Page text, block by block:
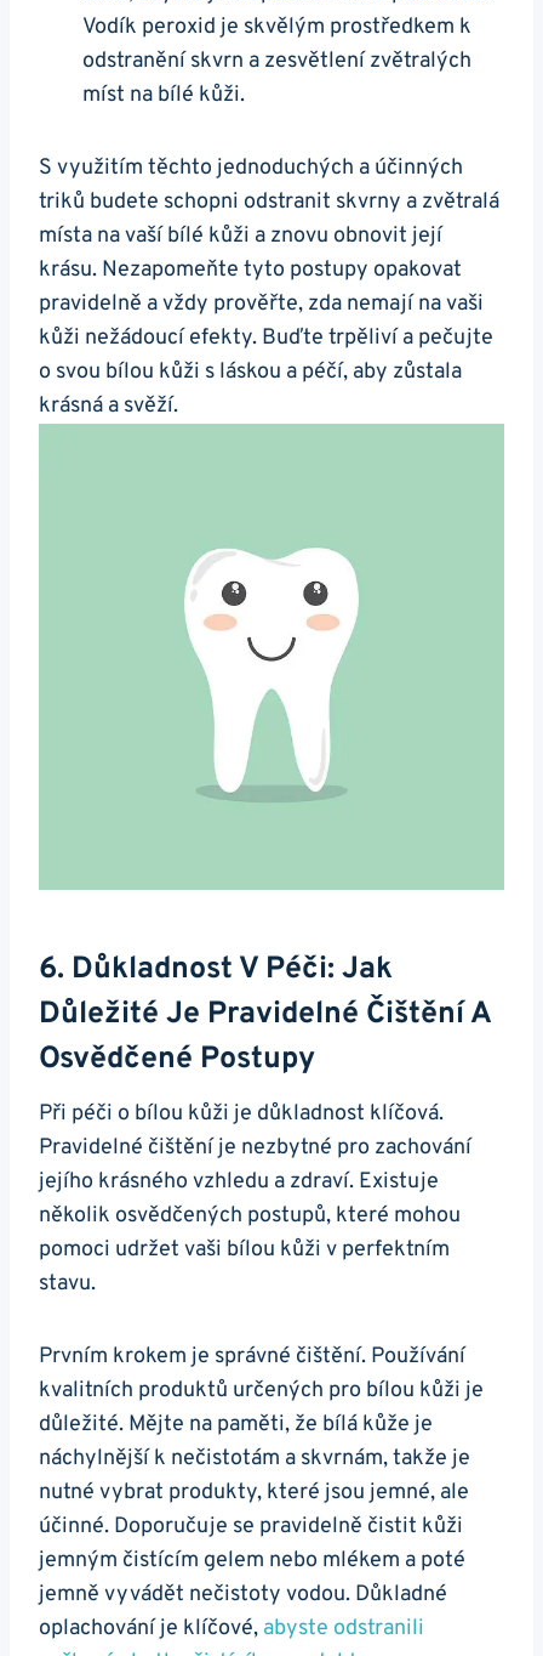
Vodík ​peroxid je ‍skvělým prostředkem k
odstranění skvrn​ a zesvětlení zvětralých
míst⁣ na⁤ bílé kůži.
S využitím těchto ​jednoduchých a účinných
triků budete schopni odstranit skvrny a zvětralá
místa na‌ vaší bílé kůži‍ a znovu obnovit její
krásu. Nezapomeňte tyto postupy ⁢opakovat
pravidelně a vždy‍ prověřte, zda nemají na vaši
kůži nežádoucí efekty. Buďte trpěliví a ​pečujte
o​ svou⁤ bílou‌ kůži s láskou a péčí,​ aby zůstala
krásná a svěží.
6. Důkladnost ⁣v Péči: Jak
Důležité Je Pravidelné Čištění A
Osvědčené Postupy
Při péči o bílou kůži je důkladnost klíčová.
Pravidelné čištění je nezbytné pro zachování
jejího krásného vzhledu a zdraví. Existuje
několik osvědčených postupů, které mohou
pomoci udržet vaši ‌bílou kůži v⁣ perfektním
stavu.
Prvním⁢ krokem je správné čištění. Používání
kvalitních produktů ​určených pro bílou kůži je
důležité. Mějte na paměti, že bílá kůže je
náchylnější‌ k nečistotám a skvrnám, takže je
nutné vybrat produkty, které jsou jemné, ale
účinné. Doporučuje se pravidelně ⁣čistit ‍kůži
jemným čistícím‍ gelem nebo mlékem a poté
jemně vyvádět nečistoty vodou. Důkladné
oplachování je klíčové, abyste odstranili